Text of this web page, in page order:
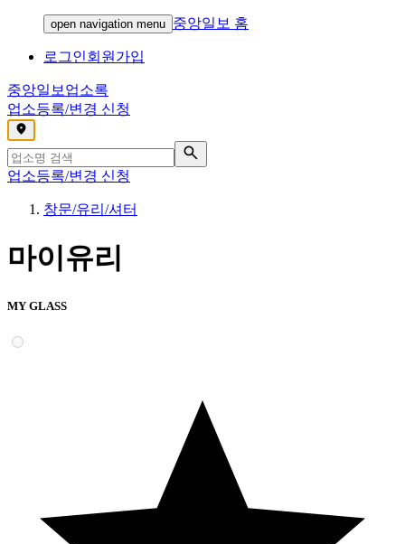
open navigation menu 중앙일보 홈
로그인회원가입
중앙일보 업소록
업소등록/변경 신청
,
업소등록/변경 신청
창문/유리/셔터
마이유리
MY GLASS